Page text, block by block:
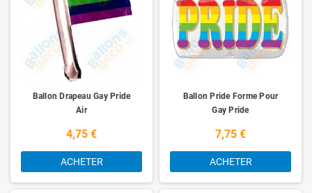
Ballon Drapeau Gay Pride
Air
4,75 €
ACHETER
Ballon Pride Forme Pour
Gay Pride
7,75 €
ACHETER